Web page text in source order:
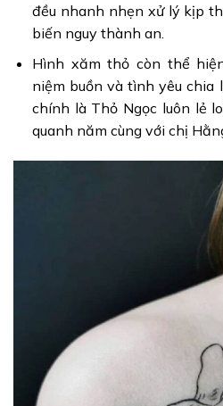
đều nhanh nhẹn xử lý kịp
biến nguy thành an.
Hình xăm thỏ còn thể
niệm buồn và tình yêu chia
chính là Thỏ Ngọc luôn lẻ
quanh năm cùng với chị